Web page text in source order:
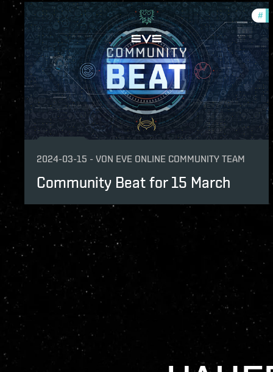
#
2024-03-15 - VON EVE ONLINE COMMUNITY TEAM
Community Beat for 15 March